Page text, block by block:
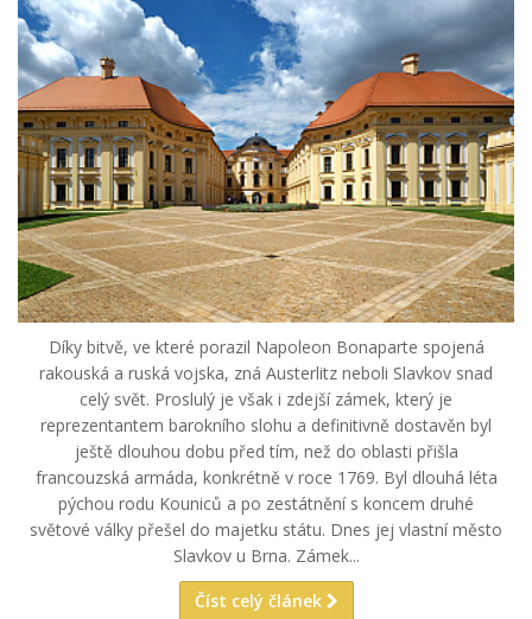
Díky bitvě, ve které porazil Napoleon Bonaparte spojená
rakouská a ruská vojska, zná Austerlitz neboli Slavkov snad
celý svět. Proslulý je však i zdejší zámek, který je
reprezentantem barokního slohu a definitivně dostavěn byl
ještě dlouhou dobu před tím, než do oblasti přišla
francouzská armáda, konkrétně v roce 1769. Byl dlouhá léta
pýchou rodu Kouniců a po zestátnění s koncem druhé
světové války přešel do majetku státu. Dnes jej vlastní město
Slavkov u Brna. Zámek...
Číst celý článek